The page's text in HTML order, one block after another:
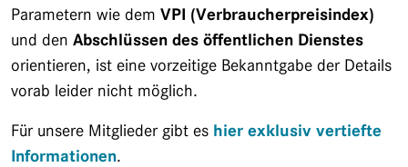
Parametern wie dem VPI (Verbraucherpreisindex)
und den Abschlüssen des öffentlichen Dienstes
orientieren, ist eine vorzeitige Bekanntgabe der Details
vorab leider nicht möglich.
Für unsere Mitglieder gibt es hier exklusiv vertiefte
Informationen.